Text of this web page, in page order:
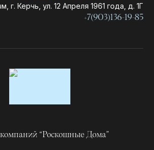
г. Керчь, ул. 12 Апреля 1961 года, д. 1Г
+7(903)136-19-85
компаний “Роскошные Дома”